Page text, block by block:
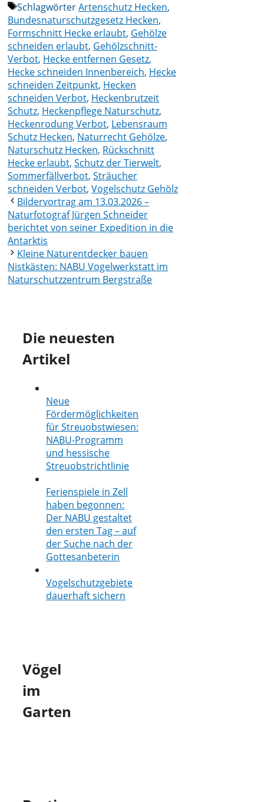
SchlagwörterArtenschutz Hecken,
Bundesnaturschutzgesetz Hecken,
Formschnitt Hecke erlaubt, Gehölze
schneiden erlaubt, Gehölzschnitt-
Verbot, Hecke entfernen Gesetz,
Hecke schneiden Innenbereich, Hecke
schneiden Zeitpunkt, Hecken
schneiden Verbot, Heckenbrutzeit
Schutz, Heckenpflege Naturschutz,
Heckenrodung Verbot, Lebensraum
Schutz Hecken, Naturrecht Gehölze,
Naturschutz Hecken, Rückschnitt
Hecke erlaubt, Schutz der Tierwelt,
Sommerfällverbot, Sträucher
schneiden Verbot, Vogelschutz Gehölz
Bildervortrag am 13.03.2026 –
Naturfotograf Jürgen Schneider
berichtet von seiner Expedition in die
Antarktis
Kleine Naturentdecker bauen
Nistkästen: NABU Vogelwerkstatt im
Naturschutzzentrum Bergstraße
Die neuesten
Artikel
Neue
Fördermöglichkeiten
für Streuobstwiesen:
NABU-Programm
und hessische
Streuobstrichtlinie
Ferienspiele in Zell
haben begonnen:
Der NABU gestaltet
den ersten Tag – auf
der Suche nach der
Gottesanbeterin
Vogelschutzgebiete
dauerhaft sichern
Vögel
im
Garten